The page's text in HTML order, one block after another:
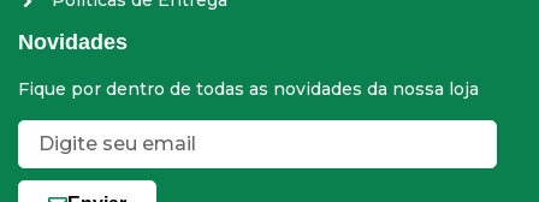
Novidades
Fique por dentro de todas as novidades da nossa loja